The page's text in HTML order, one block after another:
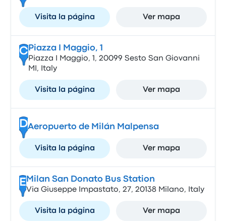
Visita la página Ver mapa
CPiazza I Maggio, 1
Piazza I Maggio, 1, 20099 Sesto San Giovanni
MI, Italy
Visita la página Ver mapa
DAeropuerto de Milán Malpensa
Visita la página Ver mapa
E Milan San Donato Bus Station
Via Giuseppe Impastato, 27, 20138 Milano, Italy
Visita la página Ver mapa